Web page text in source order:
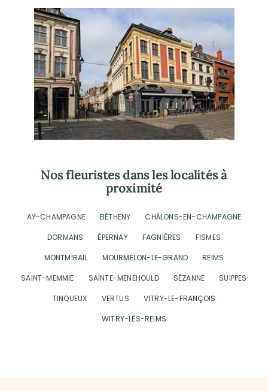
Nos fleuristes dans les localités à
proximité
AŸ-CHAMPAGNE BÉTHENY
CHÂLONS-EN-CHAMPAGNE
DORMANS
ÉPERNAY FAGNIÈRES
FISMES
MONTMIRAIL
MOURMELON-LE-GRAND
REIMS
SAINT-MEMMIE
SAINTE-MENEHOULD SÉZANNE
SUIPPES
TINQUEUX
VERTUS
VITRY-LE-FRANÇOIS
WITRY-LÈS-REIMS